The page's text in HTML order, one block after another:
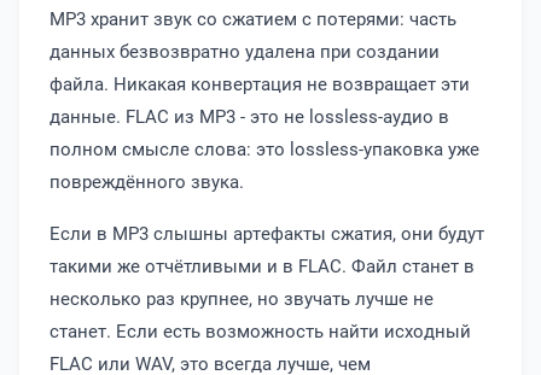
MP3 хранит звук со сжатием с потерями: часть
данных безвозвратно удалена при создании
файла. Никакая конвертация не возвращает эти
данные. FLAC из MP3 - это не lossless-аудио в
полном смысле слова: это lossless-упаковка уже
повреждённого звука.
Если в MP3 слышны артефакты сжатия, они будут
такими же отчётливыми и в FLAC. Файл станет в
несколько раз крупнее, но звучать лучше не
станет. Если есть возможность найти исходный
FLAC или WAV, это всегда лучше, чем